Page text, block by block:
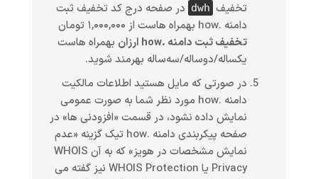
تخفیف dwh در صفحه درج کد تخفیف ثبت
دامنه .how بهمراه هاست از ۱,۰۰۰,۰۰۰ تومان
تخفیف ثبت دامنه .how ارزان
بهمراه هاست
یکساله/دوساله/سه‌ساله بهرمند شوید.
در صورتی که مایل هستید اطلاعات مالکیت
دامنه .how مورد نظر شما به صورت عمومی
نمایش داده نشود، در قسمت «افزودنی ها» در
صفحه پیکربندی دامنه .how تیک گزینه «عدم
نمایش مشخصات در هویز» که به آن WHOIS
Privacy یا WHOIS Protection نیز گفته می